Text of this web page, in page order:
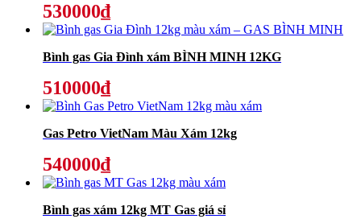
530000₫
Bình gas Gia Đình xám BÌNH MINH 12KG
510000₫
Gas Petro VietNam Màu Xám 12kg
540000₫
Bình gas xám 12kg MT Gas giá sỉ